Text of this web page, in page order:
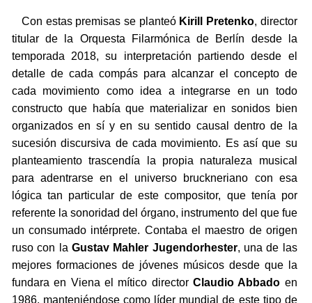
Con estas premisas se planteó Kirill Pretenko, director
titular de la Orquesta Filarmónica de Berlín desde la
temporada 2018, su interpretación partiendo desde el
detalle de cada compás para alcanzar el concepto de
cada movimiento como idea a integrarse en un todo
constructo que había que materializar en sonidos bien
organizados en sí y en su sentido causal dentro de la
sucesión discursiva de cada movimiento. Es así que su
planteamiento trascendía la propia naturaleza musical
para adentrarse en el universo bruckneriano con esa
lógica tan particular de este compositor, que tenía por
referente la sonoridad del órgano, instrumento del que fue
un consumado intérprete. Contaba el maestro de origen
ruso con la Gustav Mahler Jugendorhester, una de las
mejores formaciones de jóvenes músicos desde que la
fundara en Viena el mítico directorClaudio Abbado en
1986, manteniéndose como líder mundial de este tipo de